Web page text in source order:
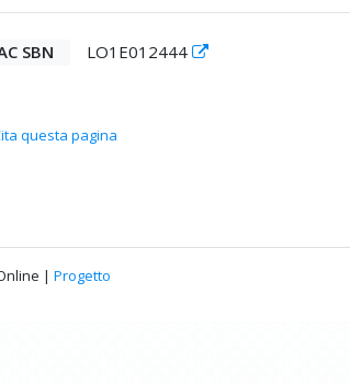
SBN LO1E012444
questa pagina
| Progetto